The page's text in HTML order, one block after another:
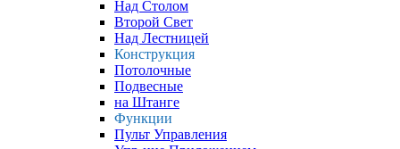
Над Столом
Второй Свет
Над Лестницей
Конструкция
Потолочные
Подвесные
на Штанге
Функции
Пульт Управления